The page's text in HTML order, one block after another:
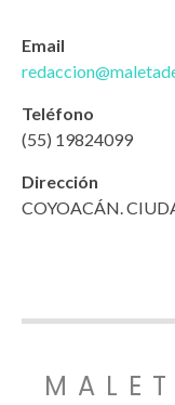
Email
Teléfono
(55) 19824099
Dirección
COYOACÁN.